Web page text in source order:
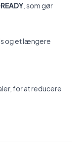
, som gør
og et længere
for at reducere